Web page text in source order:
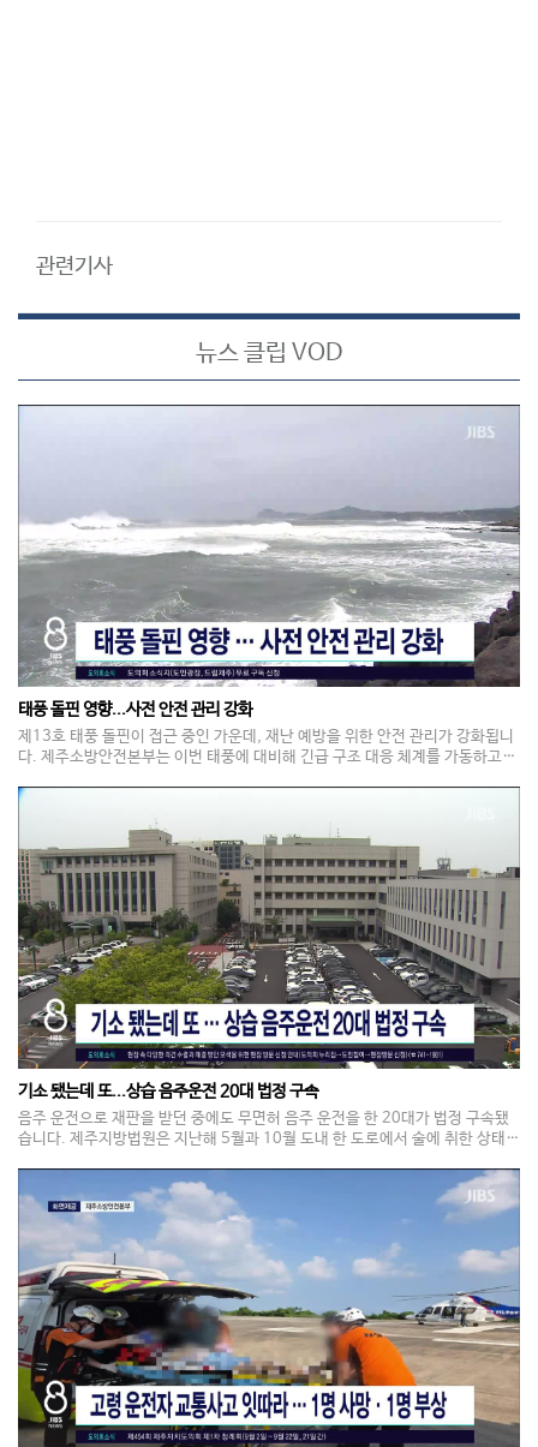
관련기사
뉴스 클립 VOD
태풍 돌핀 영향...사전 안전 관리 강화
제13호 태풍 돌핀이 접근 중인 가운데, 재난 예방을 위한 안전 관리가 강화됩니
다. 제주소방안전본부는 이번 태풍에 대비해 긴급 구조 대응 체계를 가동하고,
을 강화한다고 밝혔습니다. 해양경찰청도 오늘(5일) 전국 화상 회의를 통해 관
기소 됐는데 또...상습 음주운전 20대 법정 구속
음주 운전으로 재판을 받던 중에도 무면허 음주 운전을 한 20대가 법정 구속됐
습니다. 제주지방법원은 지난해 5월과 10월 도내 한 도로에서 술에 취한 상태로
다. 재판부는 역주행 방향으로 차량을 세운 채 잠이 드는 등 사고 위험이 높았다
며 음주운전으로 기소된 상태에서 같은 범행을 저지른 점 등을 고려했다고 판시
했습니다.